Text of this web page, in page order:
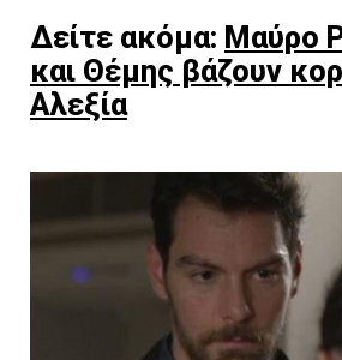
Δείτε ακόμα: Μαύρο
και Θέμης βάζουν
Αλεξία